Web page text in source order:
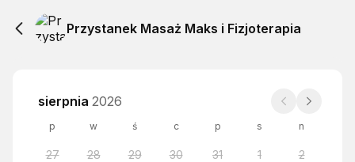
Przystanek Masaż Maks i Fizjoterapia
sierpnia 2026
p w ś c p s n
27 28 29 30 31 1 2